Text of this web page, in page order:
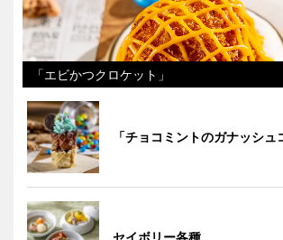
「エビかつクロケット」
「チョコミントのガナッシュ